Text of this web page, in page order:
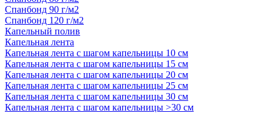
Спанбонд 90 г/м2
Спанбонд 120 г/м2
Капельный полив
Капельная лента
Капельная лента с шагом капельницы 10 см
Капельная лента с шагом капельницы 15 см
Капельная лента с шагом капельницы 20 см
Капельная лента с шагом капельницы 25 см
Капельная лента с шагом капельницы 30 см
Капельная лента с шагом капельницы >30 см